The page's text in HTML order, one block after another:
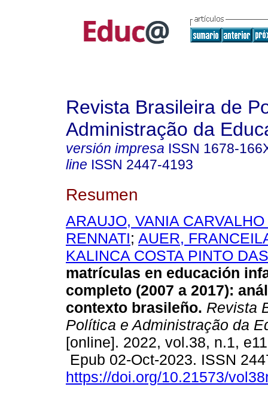
Revista Brasileira de
Administração da
versión impresa ISSN 1678-
line ISSN 2447-4193
Resumen
ARAUJO, VANIA
RENNATI; AUER,
KALINCA COSTA PINTO DAS
matrículas en educación
completo (2007 a 2017):
contexto brasileño. Revista
Política e Administração da
[online]. 2022, vol.38, n.1,
Epub 02-Oct-2023. ISSN
https://doi.org/10.21573/